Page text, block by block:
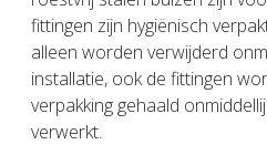
fittingen zijn hygiënisch
alleen worden verwijderd
installatie, ook de fittingen
verpakking gehaald
verwerkt.